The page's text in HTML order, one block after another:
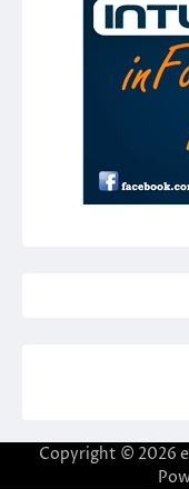
Copyright © 2026